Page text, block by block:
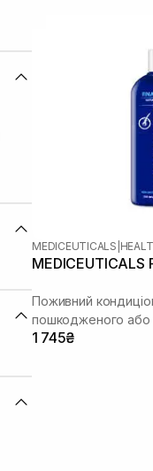
MEDICEUTICALS
MEDICEUTICALS
Поживний
пошкодженого або
1 745₴